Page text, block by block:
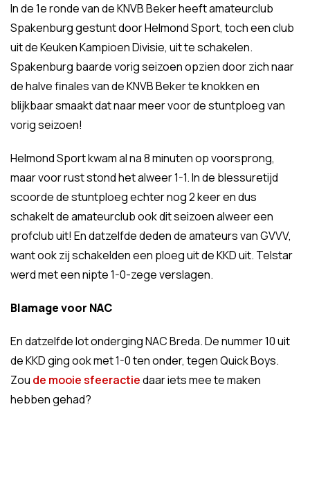
In de 1e ronde van de KNVB Beker heeft amateurclub
Spakenburg gestunt door Helmond Sport, toch een club
uit de Keuken Kampioen Divisie, uit te schakelen.
Spakenburg baarde vorig seizoen opzien door zich naar
de halve finales van de KNVB Beker te knokken en
blijkbaar smaakt dat naar meer voor de stuntploeg van
vorig seizoen!
Helmond Sport kwam al na 8 minuten op voorsprong,
maar voor rust stond het alweer 1-1. In de blessuretijd
scoorde de stuntploeg echter nog 2 keer en dus
schakelt de amateurclub ook dit seizoen alweer een
profclub uit! En datzelfde deden de amateurs van GVVV,
want ook zij schakelden een ploeg uit de KKD uit. Telstar
werd met een nipte 1-0-zege verslagen.
Blamage voor NAC
En datzelfde lot onderging NAC Breda. De nummer 10 uit
de KKD ging ook met 1-0 ten onder, tegen Quick Boys.
Zou de mooie sfeeractiedaar iets mee te maken
hebben gehad?